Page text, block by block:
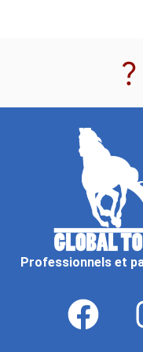
Professionnels et